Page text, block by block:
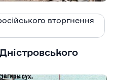
вторгнення